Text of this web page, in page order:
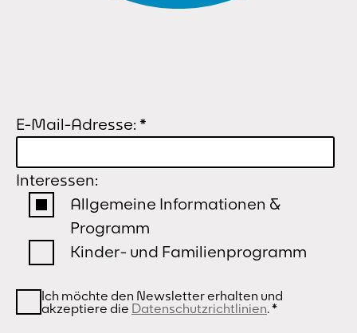
E-Mail-Adresse: *
Interessen:
Allgemeine Informationen &
Programm
Kinder- und Familienprogramm
Ich möchte den Newsletter erhalten und
akzeptiere die Datenschutzrichtlinien.*